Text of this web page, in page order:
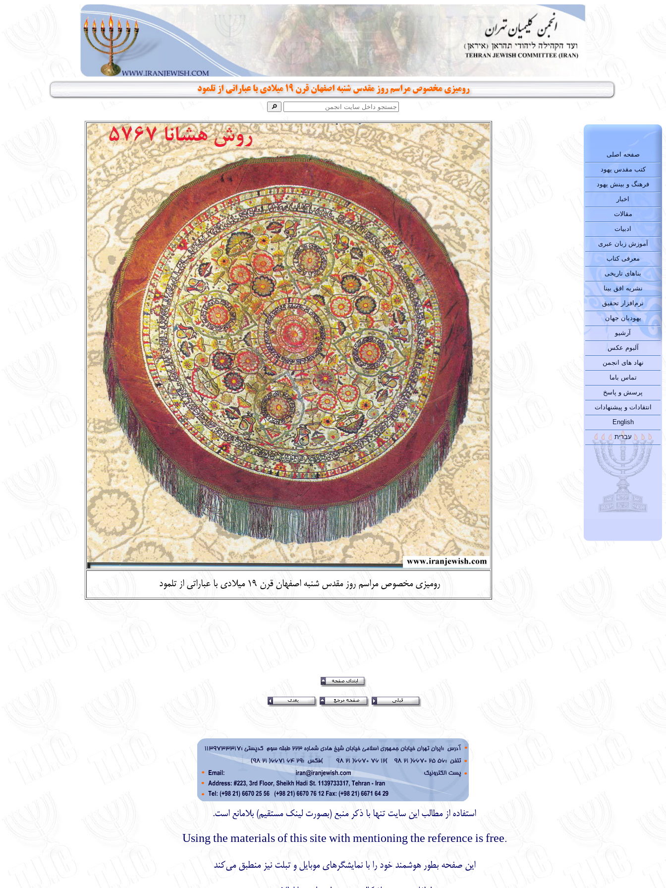
رومیزی مخصوص مراسم روز مقدس شنبه اصفهان قرن 19 میلادی با عباراتی از تلمود
صفحه اصلی
کتب مقدس یهود
فرهنگ و بینش یهود
اخبار
مقالات
ادبیات
آموزش زبان عبری
معرفی کتاب
بناهای تاریخی
نشریه افق بینا
نرم‌افزار تحقیق
یهودیان جهان
آرشیو
آلبوم عکس
نهاد های انجمن
تماس باما
پرسش و پاسخ
انتقادات و پیشنهادات
English
עברית
رومیزی مخصوص مراسم روز مقدس شنبه اصفهان قرن 19 میلادی با عباراتی از تلمود
استفاده از مطالب اين سايت تنها با ذكر منبع (بصورت لینک مستقیم) بلامانع است.
.Using the materials of this site with mentioning the reference is free
این صفحه بطور هوشمند خود را با نمایشگرهای موبایل و تبلت نیز منطبق می‌کند